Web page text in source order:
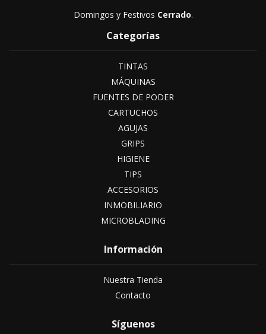
Domingos y Festivos Cerrado.
Categorías
TINTAS
MÁQUINAS
FUENTES DE PODER
CARTUCHOS
AGUJAS
GRIPS
HIGIENE
TIPS
ACCESORIOS
INMOBILIARIO
MICROBLADING
Información
Nuestra Tienda
Contacto
Síguenos